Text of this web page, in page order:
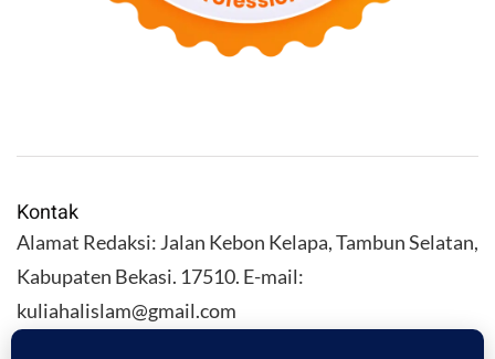
Kontak
Alamat Redaksi: Jalan Kebon Kelapa, Tambun Selatan,
Kabupaten Bekasi. 17510. E-mail:
kuliahalislam@gmail.com